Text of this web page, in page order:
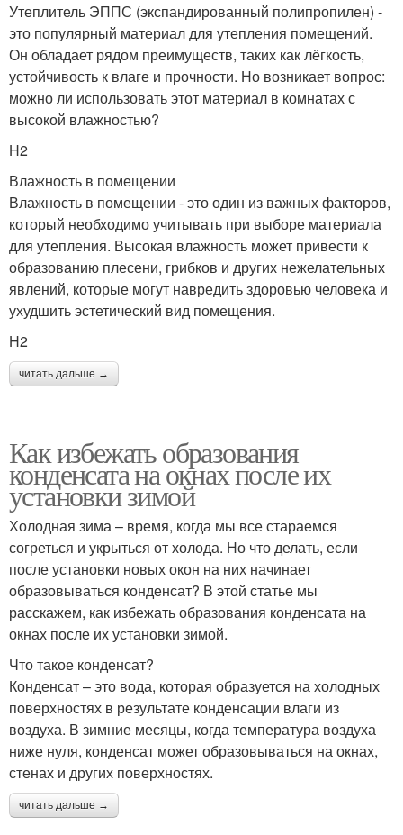
Утеплитель ЭППС (экспандированный полипропилен) -
это популярный материал для утепления помещений.
Он обладает рядом преимуществ, таких как лёгкость,
устойчивость к влаге и прочности. Но возникает вопрос:
можно ли использовать этот материал в комнатах с
высокой влажностью?
H2
Влажность в помещении
Влажность в помещении - это один из важных факторов,
который необходимо учитывать при выборе материала
для утепления. Высокая влажность может привести к
образованию плесени, грибков и других нежелательных
явлений, которые могут навредить здоровью человека и
ухудшить эстетический вид помещения.
H2
читать дальше →
Как избежать образования
конденсата на окнах после их
установки зимой
Холодная зима – время, когда мы все стараемся
согреться и укрыться от холода. Но что делать, если
после установки новых окон на них начинает
образовываться конденсат? В этой статье мы
расскажем, как избежать образования конденсата на
окнах после их установки зимой.
Что такое конденсат?
Конденсат – это вода, которая образуется на холодных
поверхностях в результате конденсации влаги из
воздуха. В зимние месяцы, когда температура воздуха
ниже нуля, конденсат может образовываться на окнах,
стенах и других поверхностях.
читать дальше →